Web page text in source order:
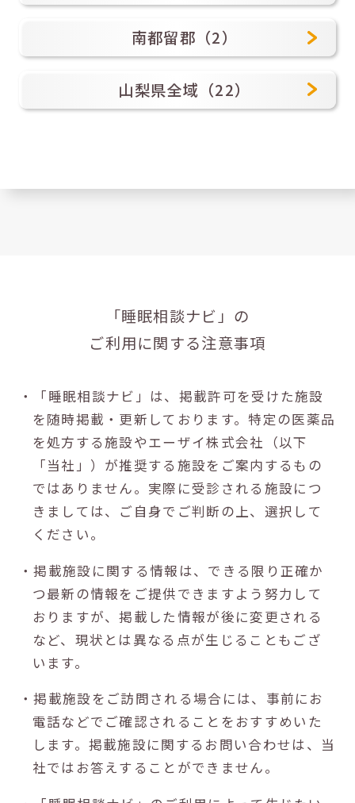
南都留郡（2）
山梨県全域（22）
「睡眠相談ナビ」の
ご利用に関する注意事項
・「睡眠相談ナビ」は、掲載許可を受けた施設
を随時掲載・更新しております。特定の医薬品
を処方する施設やエーザイ株式会社（以下
「当社」）が推奨する施設をご案内するもの
ではありません。実際に受診される施設につ
きましては、ご自身でご判断の上、選択して
ください。
・掲載施設に関する情報は、できる限り正確か
つ最新の情報をご提供できますよう努力して
おりますが、掲載した情報が後に変更される
など、現状とは異なる点が生じることもござ
います。
・掲載施設をご訪問される場合には、事前にお
電話などでご確認されることをおすすめいた
します。掲載施設に関するお問い合わせは、当
社ではお答えすることができません。